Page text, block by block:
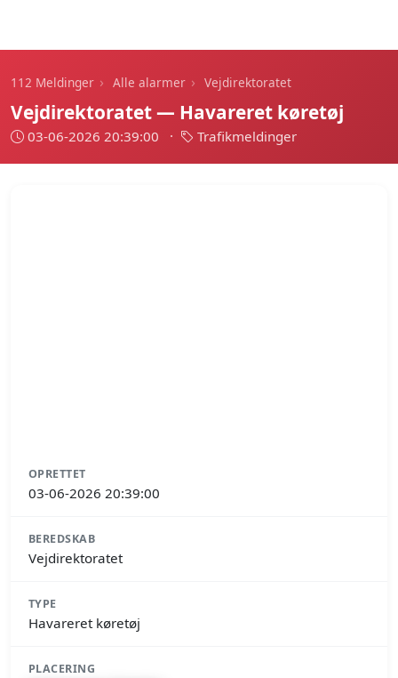
112 Meldinger › Alle alarmer › Vejdirektoratet
Vejdirektoratet — Havareret køretøj
03-06-2026 20:39:00 · Trafikmeldinger
OPRETTET
03-06-2026 20:39:00
BEREDSKAB
Vejdirektoratet
TYPE
Havareret køretøj
PLACERING